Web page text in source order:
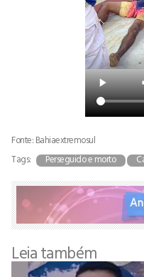
Fonte: Bahiaextremosul
Tags:
Perseguido e morto
Leia também